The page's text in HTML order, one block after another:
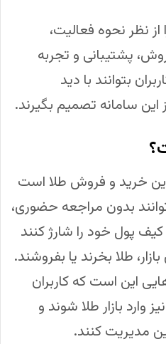
از نظر نحوه فعالیت،
پشتیبانی و تجربه
بتوانند با دید
این سامانه تصمیم بگیرند.
خرید و فروش طلا است
بدون مراجعه حضوری،
پول خود را شارژ کنند
طلا بخرند یا بفروشند.
این است که کاربران
وارد بازار طلا شوند و
مدیریت کنند.